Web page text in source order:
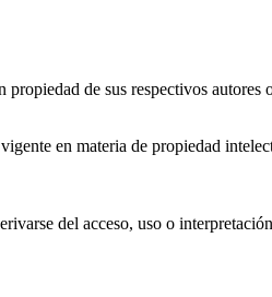
de sus respectivos
en materia de propiedad
del acceso, uso o